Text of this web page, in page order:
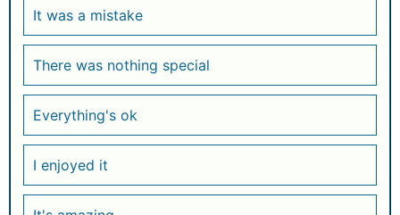
It was a mistake
There was nothing special
Everything's ok
I enjoyed it